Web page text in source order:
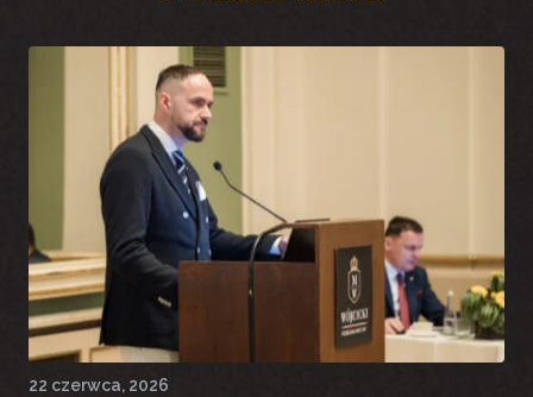
22 czerwca, 2026